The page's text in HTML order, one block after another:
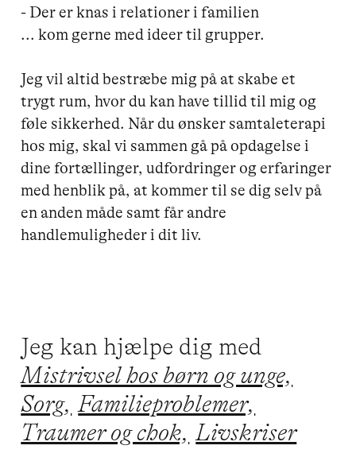
- Der er knas i relationer i familien
... kom gerne med ideer til grupper.
Jeg vil altid bestræbe mig på at skabe et
trygt rum, hvor du kan have tillid til mig og
føle sikkerhed. Når du ønsker samtaleterapi
hos mig, skal vi sammen gå på opdagelse i
dine fortællinger, udfordringer og erfaringer
med henblik på, at kommer til se dig selv på
en anden måde samt får andre
handlemuligheder i dit liv.
Jeg kan hjælpe dig med
Mistrivsel hos børn og unge,
Sorg, Familieproblemer,
Traumer og chok, Livskriser